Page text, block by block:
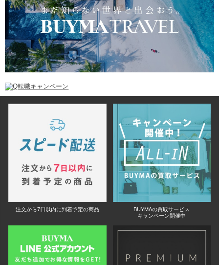
注文から7日以内に到着予定の商品
BUYMAの買取サービス
キャンペーン開催中